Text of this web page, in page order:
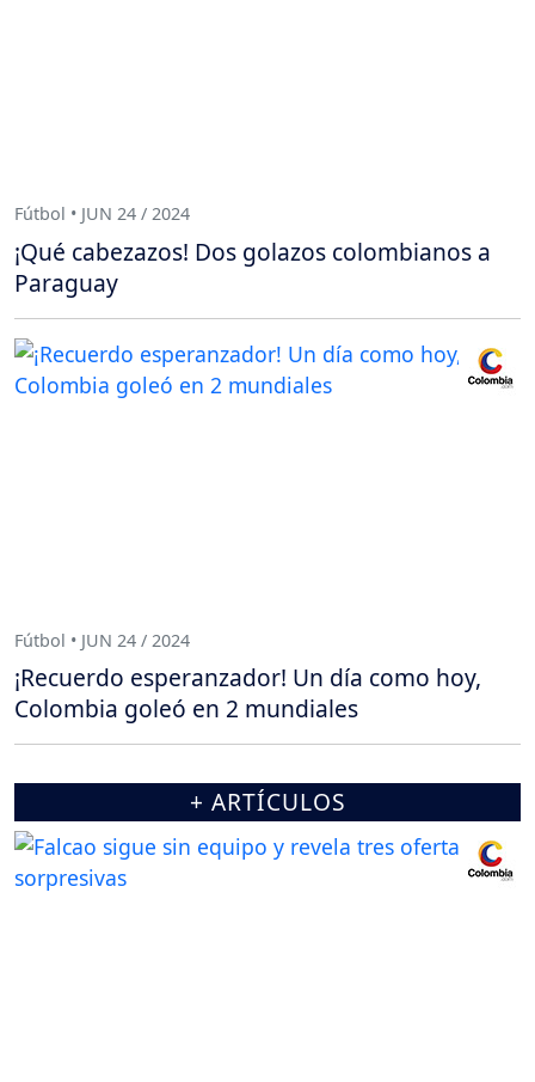
Fútbol • JUN 24 / 2024
¡Qué cabezazos! Dos golazos colombianos a
Paraguay
Fútbol • JUN 24 / 2024
¡Recuerdo esperanzador! Un día como hoy,
Colombia goleó en 2 mundiales
+ ARTÍCULOS